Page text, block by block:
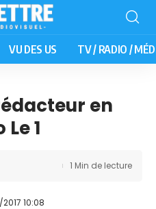
VU DES US TV / RADIO /
en
1
10:08
1 Min de lecture